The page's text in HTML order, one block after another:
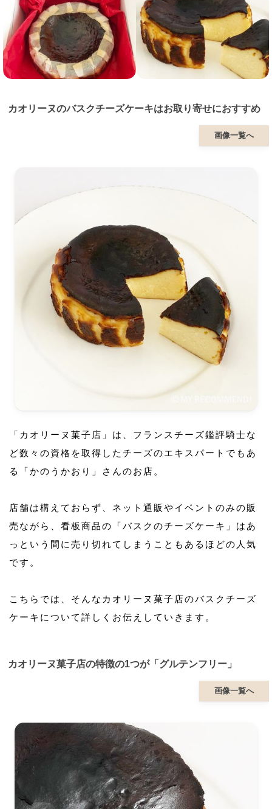
カオリーヌのバスクチーズケーキはお取り寄せにおすすめ
画像一覧へ
「カオリーヌ菓子店」は、フランスチーズ鑑評騎士な
ど数々の資格を取得したチーズのエキスパートでもあ
る「かのうかおり」さんのお店。
店舗は構えておらず、ネット通販やイベントのみの販
売ながら、看板商品の「バスクのチーズケーキ」はあ
っという間に売り切れてしまうこともあるほどの人気
です。
こちらでは、そんなカオリーヌ菓子店のバスクチーズ
ケーキについて詳しくお伝えしていきます。
カオリーヌ菓子店の特徴の1つが「グルテンフリー」
画像一覧へ